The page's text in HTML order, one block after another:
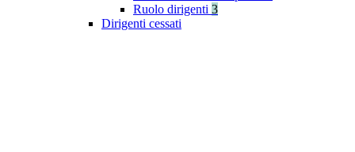
Ruolo dirigenti 3
Dirigenti cessati